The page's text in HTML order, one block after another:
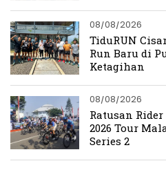
08/08/2026
TiduRUN
Run Baru di
Ketagihan
08/08/2026
Ratusan
2026 Tour
Series 2